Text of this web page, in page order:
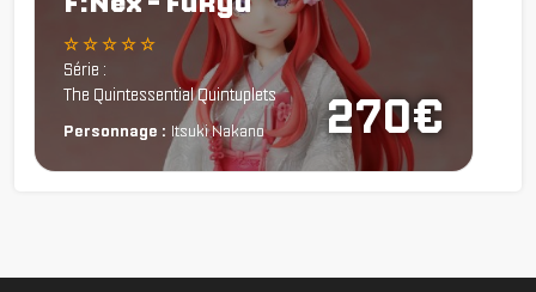
270€
☆ ☆ ☆ ☆ ☆
Série :
The Quintessential Quintuplets
Personnage : Itsuki Nakano